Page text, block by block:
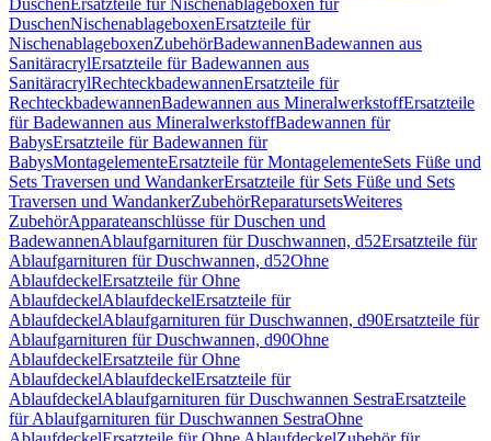
DuschenErsatzteile für Nischenablageboxen für
DuschenNischenablageboxenErsatzteile für
NischenablageboxenZubehörBadewannenBadewannen aus
SanitäracrylErsatzteile für Badewannen aus
SanitäracrylRechteckbadewannenErsatzteile für
RechteckbadewannenBadewannen aus MineralwerkstoffErsatzteile
für Badewannen aus MineralwerkstoffBadewannen für
BabysErsatzteile für Badewannen für
BabysMontagelementeErsatzteile für MontagelementeSets Füße und
Sets Traversen und WandankerErsatzteile für Sets Füße und Sets
Traversen und WandankerZubehörReparatursetsWeiteres
ZubehörApparateanschlüsse für Duschen und
BadewannenAblaufgarnituren für Duschwannen, d52Ersatzteile für
Ablaufgarnituren für Duschwannen, d52Ohne
AblaufdeckelErsatzteile für Ohne
AblaufdeckelAblaufdeckelErsatzteile für
AblaufdeckelAblaufgarnituren für Duschwannen, d90Ersatzteile für
Ablaufgarnituren für Duschwannen, d90Ohne
AblaufdeckelErsatzteile für Ohne
AblaufdeckelAblaufdeckelErsatzteile für
AblaufdeckelAblaufgarnituren für Duschwannen SestraErsatzteile
für Ablaufgarnituren für Duschwannen SestraOhne